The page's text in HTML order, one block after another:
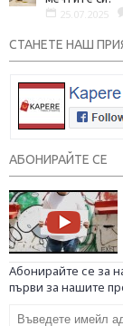
25.07.2025
СТАНЕТЕ НАШ
АБОНИРАЙТЕ СЕ
Абонирайте се за
първи за нашите